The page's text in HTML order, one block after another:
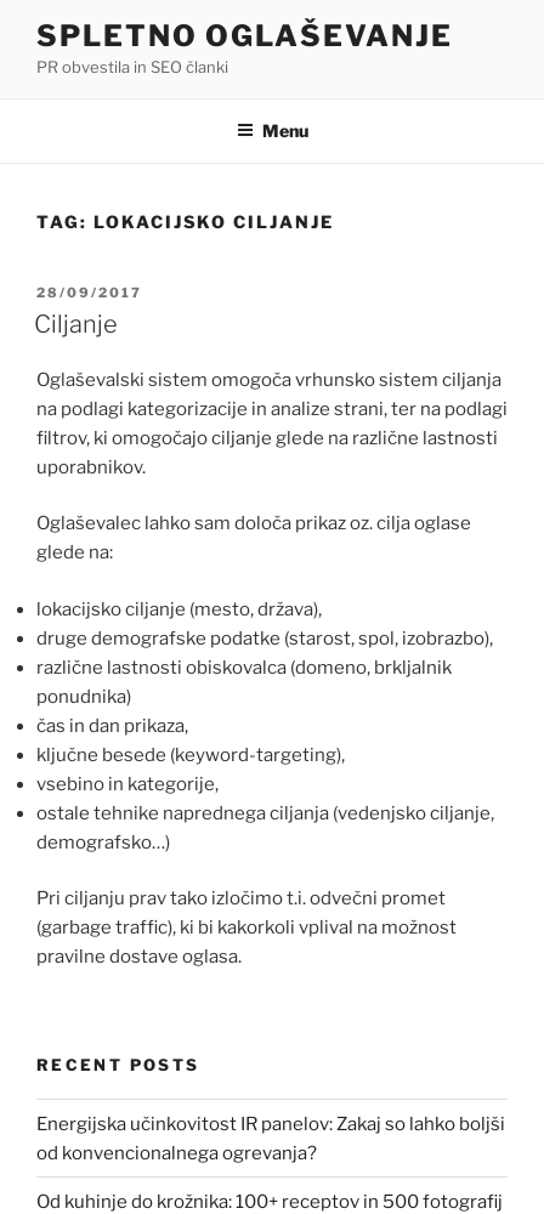
content
SPLETNO OGLAŠEVANJE
PR obvestila in SEO članki
Menu
TAG: LOKACIJSKO CILJANJE
POSTED
ON
28/09/2017
Ciljanje
Oglaševalski sistem omogoča vrhunsko sistem ciljanja
na podlagi kategorizacije in analize strani, ter na podlagi
filtrov, ki omogočajo ciljanje glede na različne lastnosti
uporabnikov.
Oglaševalec lahko sam določa prikaz oz. cilja oglase
glede na:
lokacijsko ciljanje (mesto, država),
druge demografske podatke (starost, spol, izobrazbo),
različne lastnosti obiskovalca (domeno, brkljalnik
ponudnika)
čas in dan prikaza,
ključne besede (keyword-targeting),
vsebino in kategorije,
ostale tehnike naprednega ciljanja (vedenjsko ciljanje,
demografsko…)
Pri ciljanju prav tako izločimo t.i. odvečni promet
(garbage traffic), ki bi kakorkoli vplival na možnost
pravilne dostave oglasa.
RECENT POSTS
Energijska učinkovitost IR panelov: Zakaj so lahko boljši
od konvencionalnega ogrevanja?
Od kuhinje do krožnika: 100+ receptov in 500 fotografij